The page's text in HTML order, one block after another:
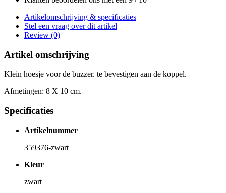
Artikelomschrijving & specificaties
Stel een vraag over dit artikel
Review (0)
Artikel omschrijving
Klein hoesje voor de buzzer. te bevestigen aan de koppel.
Afmetingen: 8 X 10 cm.
Specificaties
Artikelnummer
359376-zwart
Kleur
zwart